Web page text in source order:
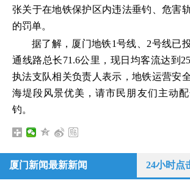
张关于在地铁保护区内违法垂钓、危害
的罚单。
据了解，厦门地铁1号线、2号线已
通线路总长71.6公里，现日均客流达到
执法支队相关负责人表示，地铁运营安
海堤段风景优美，请市民朋友们主动
钓。
厦门新闻最新新闻 24小时点